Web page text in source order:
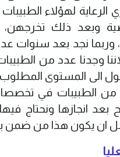
الرعاية لهؤلاء
وبعد ذلك
وربما نجد بعد سنوات
وجدنا عدد من
الى المستوى
الطبيبات في
بعد انجازها ونحتاج
ان يكون هذا من ضمن